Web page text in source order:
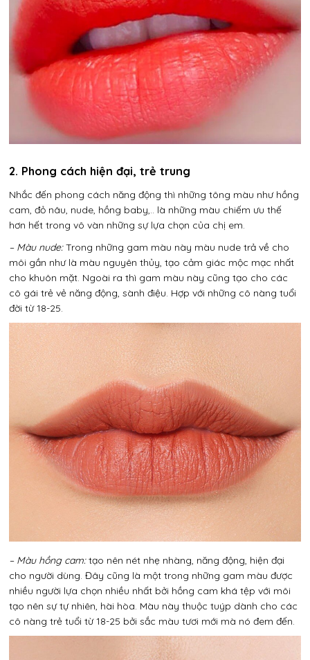
2. Phong cách hiện đại, trẻ trung
Nhắc đến phong cách năng động thì những tông màu như hồng
cam, đỏ nâu, nude, hồng baby,.. là những màu chiếm ưu thế
hơn hết trong vô vàn những sự lựa chọn của chị em.
– Màu nude:Trong những gam màu này màu nude trả về cho
môi gần như là màu nguyên thủy, tạo cảm giác mộc mạc nhất
cho khuôn mặt. Ngoài ra thì gam màu này cũng tạo cho các
cô gái trẻ vẻ năng động, sành điệu. Hợp với những cô nàng tuổi
đời từ 18-25.
– Màu hồng cam:tạo nên nét nhẹ nhàng, năng động, hiện đại
cho người dùng. Đây cũng là một trong những gam màu được
nhiều người lựa chọn nhiều nhất bởi hồng cam khá tệp với môi
tạo nên sự tự nhiên, hài hòa. Màu này thuộc tuýp dành cho các
cô nàng trẻ tuổi từ 18-25 bởi sắc màu tươi mới mà nó đem đến.